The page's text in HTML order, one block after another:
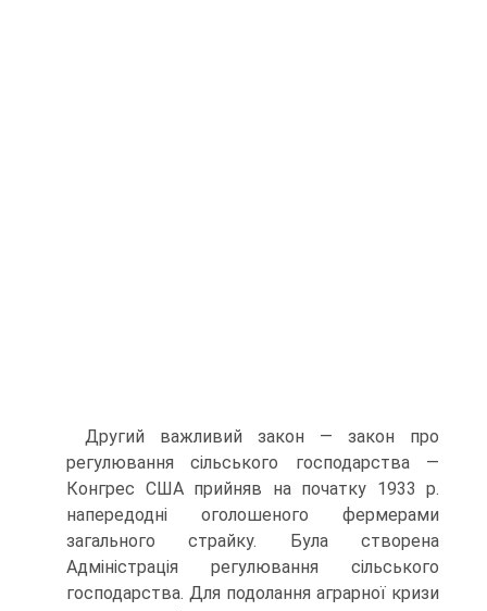
Другий важливий закон — закон про
регулювання сільського господарства —
Конгрес США прийняв на початку 1933 р.
напере­додні оголошеного фермерами
загального страйку. Була створена
Адміністрація регулювання сільського
господарства. Для подо­лання аграрної кризи